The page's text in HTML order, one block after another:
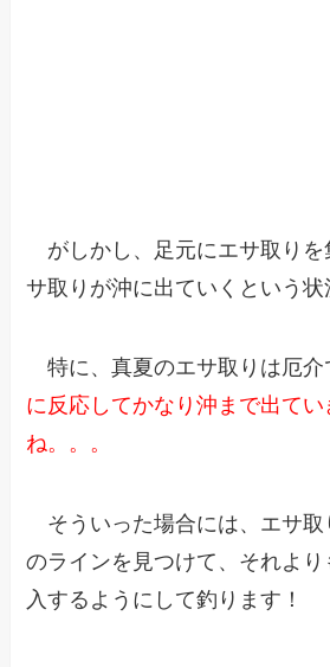
がしかし、足元にエサ取りを
サ取りが沖に出ていくという
特に、真夏のエサ取りは厄介
に反応してかなり沖まで出てい
ね。。。
そういった場合には、エサ取
のラインを見つけて、それよ
入するようにして釣ります！